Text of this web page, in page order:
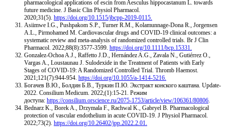
pharmacological applications of escin from Aesculus hippocastanum L. towards
future medicine. J Basic Clin Physiol Pharmacol.
2020;31(5). https://doi.org/10.1515/jbcpp-2019-0115.
Asiimwe I.G., Pushpakom S.P., Turner R.M., Kolamunnage-Dona R., Jorgensen
A.L., Pirmohamed M. Cardiovascular drugs and COVID-19 clinical outcomes: a
systematic review and meta-analysis of randomized controlled trials. Br J Clin
Pharmacol. 2022;88(8):3577-3599. https://doi.org/10.1111/bcp.15331.
Gonzalez-Ochoa A.J., Raffetto J.D., Hernández A.G., Zavala N., Gutiérrez O.,
Vargas A., Loustaunau J. Sulodexide in the Treatment of Patients with Early
Stages of COVID-19: A Randomized Controlled Trial. Thromb Haemost.
2021;121(7):944-954. https://doi.org/10.1055/a-1414-5216.
Богачев В.Ю., Болдин Б.В., Туркин П.Ю. Экстракт конского каштана. Update-
2022. Consilium Medicum. 2022;(1):15-21. Режим
доступа: https://consilium.orscience.ru/2075-1753/article/view/106361/80806
Bednarz K., Borek A., Drzymala F., Rachwal K., Gabryel B. Pharmacological
protection of vascular endothelium in acute COVID-19. J Physiol Pharmacol.
2022;73(2). https://doi.org/10.26402/jpp.2022.2.01.